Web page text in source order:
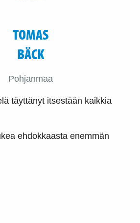
TOMAS
BÄCK
Pohjanmaa
täyttänyt itsestään kaikkia
ehdokkaasta enemmän